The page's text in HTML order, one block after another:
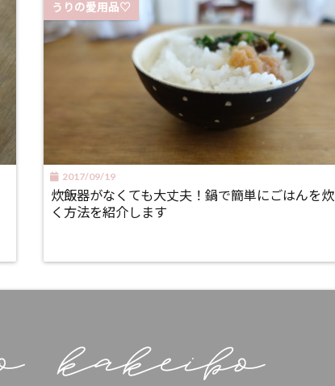
うりの愛用品♡
2017/09/19
炊飯器がなくても大丈夫！鍋で簡単にごはんを炊
く方法を紹介します